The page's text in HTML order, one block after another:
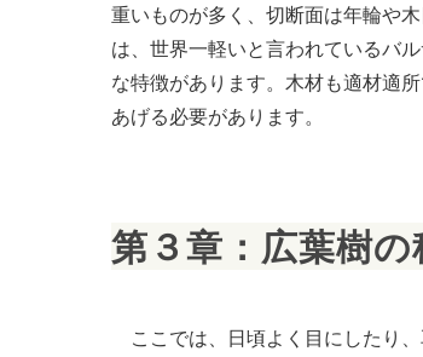
重いものが多く、切断面は年輪や
は、世界一軽いと言われているバ
な特徴があります。木材も適材適
あげる必要があります。
第３章：広葉樹
ここでは、日頃よく目にしたり